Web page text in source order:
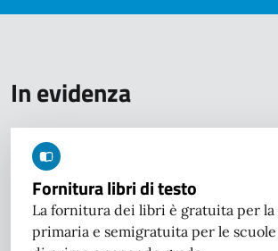
In evidenza
Fornitura libri di testo
La fornitura dei libri è gratuita per la
primaria e semigratuita per le